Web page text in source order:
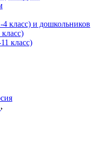
класс) и дошкольников
класс)